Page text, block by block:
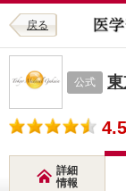
戻る
公式
4.5
詳細
情報